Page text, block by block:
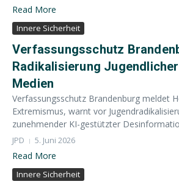
Read More
Innere Sicherheit
Verfassungsschutz
Radikalisierung
Medien
Verfassungsschutz Brandenburg meldet
Extremismus, warnt vor
zunehmender KI-gestützter
JPD 5. Juni 2026
Read More
Innere Sicherheit